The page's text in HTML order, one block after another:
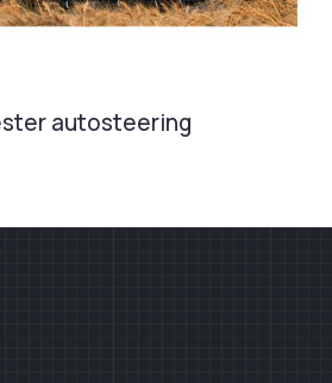
autosteering